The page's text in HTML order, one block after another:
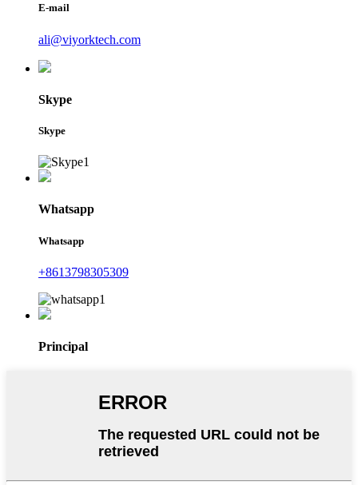
E-mail
ali@viyorktech.com
Skype
Skype
Whatsapp
Whatsapp
+8613798305309
Principal